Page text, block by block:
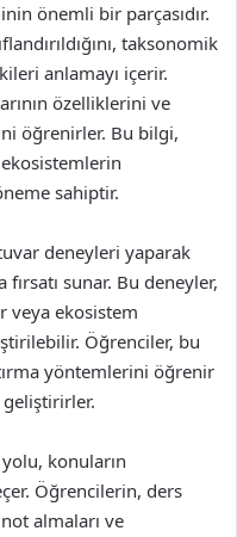
önemli bir parçasıdır.
taksonomik
anlamayı içerir.
özelliklerini ve
öğrenirler. Bu bilgi,
sahiptir.
deneyleri yaparak
sunar. Bu deneyler,
veya ekosistem
Öğrenciler, bu
yöntemlerini öğrenir
konuların
Öğrencilerin, ders
almaları ve